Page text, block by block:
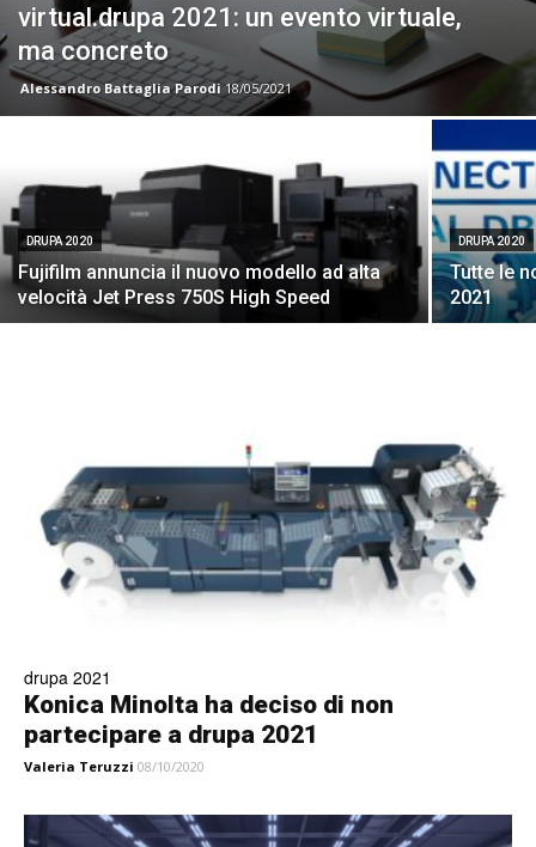
virtual.drupa 2021: un evento virtuale,
ma concreto
Alessandro Battaglia Parodi 18/05/2021
DRUPA 2020
Fujifilm annuncia il nuovo modello ad alta
velocità Jet Press 750S High Speed
DRUPA 2020
Tutte le
2021
drupa 2021
Konica Minolta ha deciso di non
partecipare a drupa 2021
Valeria Teruzzi 08/10/2020